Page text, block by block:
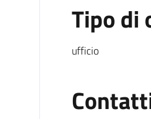
Tipo di
ufficio